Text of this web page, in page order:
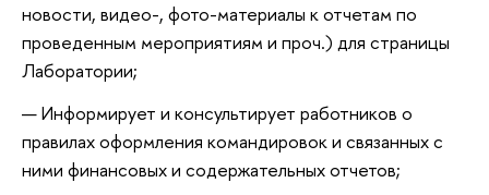
новости, видео-, фото-материалы к отчетам по
проведенным мероприятиям и проч.) для страницы
Лаборатории;
Информирует и консультирует работников о
правилах оформления командировок и связанных с
ними финансовых и содержательных отчетов;